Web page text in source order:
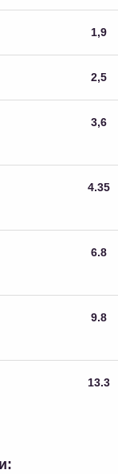
1,9
2,5
3,6
4.35
6.8
9.8
13.3